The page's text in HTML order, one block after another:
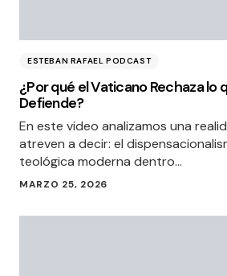
ESTEBAN RAFAEL PODCAST
¿Por qué el Vaticano Rechaza lo
Defiende?
En este video analizamos una
atreven a decir: el
teológica moderna dentro…
MARZO 25, 2026